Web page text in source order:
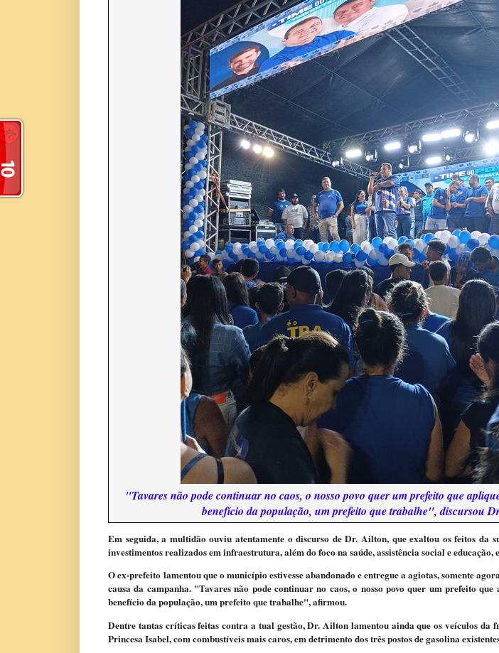
"Tavares não pode continuar no caos, o nosso povo quer um prefeito que
benefício da população, um prefeito que trabalhe", discursou
Em seguida, a multidão ouviu atentamente o discurso de Dr. Ailton, que exaltou os feitos da
investimentos realizados em infraestrutura, além do foco na saúde, assistência social e educação,
O ex-prefeito lamentou que o município estivesse abandonado e entregue a agiotas, somente
causa da campanha. "Tavares não pode continuar no caos, o nosso povo quer um prefeito
benefício da população, um prefeito que trabalhe", afirmou.
Dentre tantas críticas feitas contra a tual gestão, Dr. Ailton lamentou ainda que os veículos da
Princesa Isabel, com combustíveis mais caros, em detrimento dos três postos de gasolina